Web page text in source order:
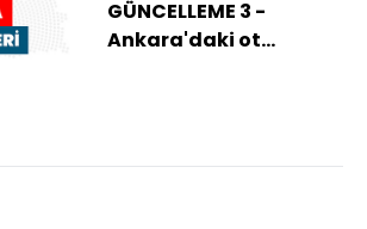
GÜNCELLEME 3 -
Ankara'daki ot